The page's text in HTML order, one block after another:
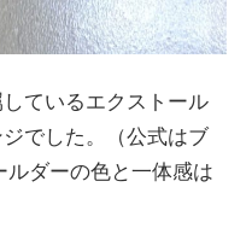
ているエクストール
でした。（公式はブ
ルダーの色と一体感は